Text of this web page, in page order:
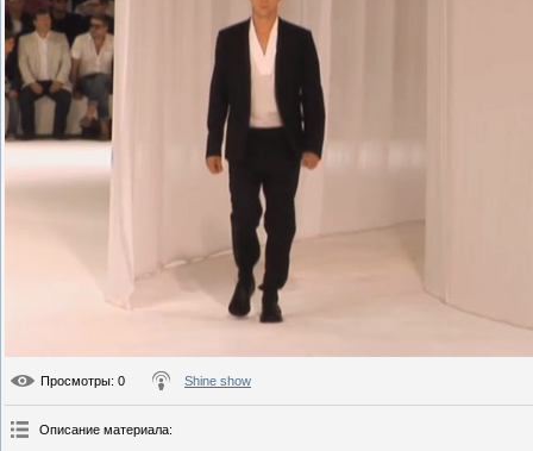
Просмотры: 0 Shine show
Описание материала: